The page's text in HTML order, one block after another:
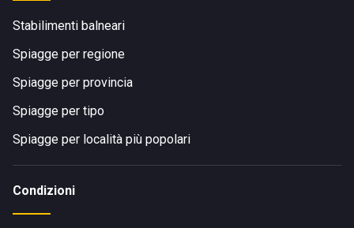
Stabilimenti balneari
Spiagge per regione
Spiagge per provincia
Spiagge per tipo
Spiagge per località più popolari
Condizioni